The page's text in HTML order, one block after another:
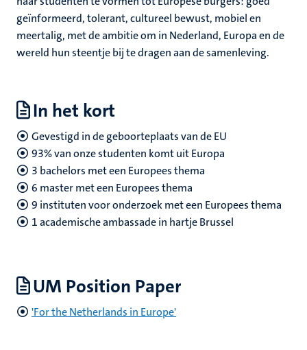
geïnformeerd, tolerant, cultureel bewust, mobiel en
meertalig, met de ambitie om in Nederland, Europa en de
wereld hun steentje bij te dragen aan de samenleving.
In het kort
Gevestigd in de geboorteplaats van de EU
93% van onze studenten komt uit Europa
3 bachelors met een Europees thema
6 master met een Europees thema
9 instituten voor onderzoek met een Europees thema
1 academische ambassade in hartje Brussel
UM Position Paper
'For the Netherlands in Europe'